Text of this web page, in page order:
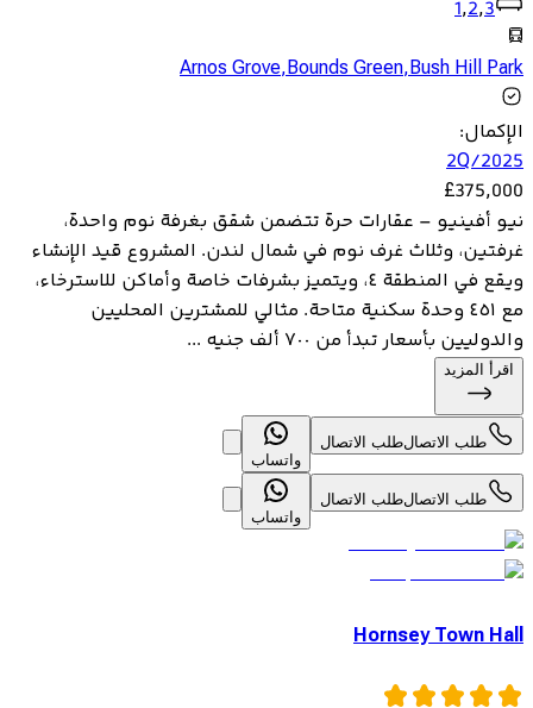
1,2,3
Arnos Grove,Bounds Green,Bush Hill Park
الإكمال:
2Q/2025
£375,000
نيو أفينيو – عقارات حرة تتضمن شقق بغرفة نوم واحدة،
غرفتين، وثلاث غرف نوم في شمال لندن. المشروع قيد الإنشاء
ويقع في المنطقة ٤، ويتميز بشرفات خاصة وأماكن للاسترخاء،
مع ٤٥١ وحدة سكنية متاحة. مثالي للمشترين المحليين
والدوليين بأسعار تبدأ من ٧٠٠ ألف جنيه ...
اقرأ المزيد
طلب الاتصالطلب الاتصال
واتساب
طلب الاتصالطلب الاتصال
واتساب
Hornsey Town Hall